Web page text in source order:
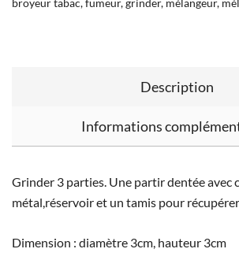
broyeur tabac,fumeur,grinder, mélangeur,
Description
Informations
Grinder 3 parties. Une partir dentée avec
métal,réservoir et un tamis pour
Dimension : diamètre 3cm, hauteur 3cm